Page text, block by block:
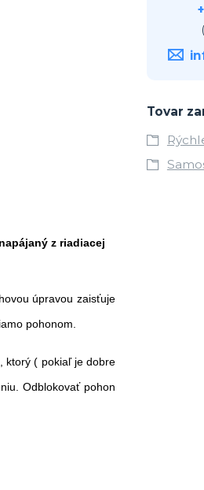
z riadiacej
úpravou zaisťuje
pohonom.
ktorý ( pokiaľ je dobre
Odblokovať pohon
Tovar